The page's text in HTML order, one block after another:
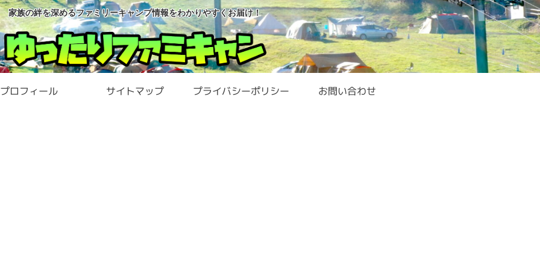
家族の絆を深めるファミリーキャンプ情報をわかりやすくお届け！
プロフィール サイトマップ プライバシーポリシー お問い合わせ